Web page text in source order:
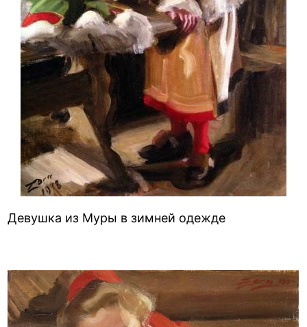
Девушка из Муры в зимней одежде